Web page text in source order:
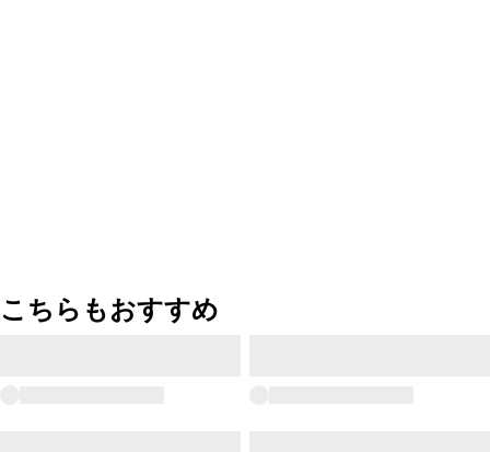
こちらもおすすめ